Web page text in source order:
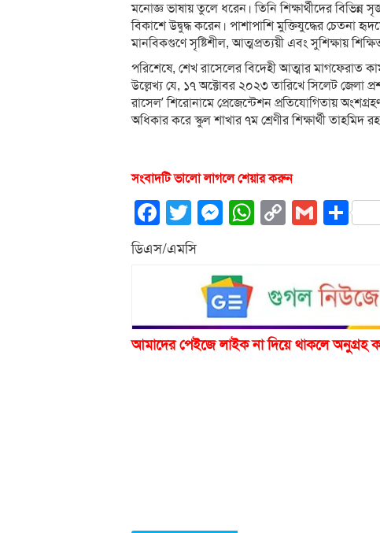
মনোজ্ঞ ভাষায় তুলে ধরেন। তিনি শিক্ষার্থীদের বিভিন্ন
বিকাশে উদ্বুদ্ধ করেন। পাশাপাশি মুক্তিযুদ্ধের চেতনা
মানবিকগুণে সৃষ্টিশীল, আত্মপ্রত্যয়ী এবং সুশিক্ষায়
পরিশেষে, শেখ রাসেলের বিদেহী আত্মার মাগফেরাত
উল্লেখ্য যে, ১৭ অক্টোবর ২০২৩ তারিখে সিলেট জেলা
রাসেল’ শিরোনামে প্রেজেন্টেশন প্রতিযোগিতায়
অধিকার করে স্কুল শাখার ৭ম শ্রেণীর শিক্ষার্থী তাহমিদ
সংবাদটি ভালো লাগলে শেয়ার করুন
Facebook
Twitter
Messenger
WhatsApp
CopyGmail
ডিএস/এমসি
আমাদের পেইজে লাইক না দিয়ে থাকলে অনুগ্রহ